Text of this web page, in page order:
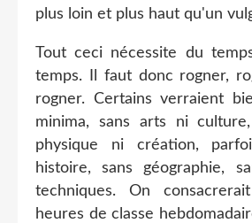
plus loin et plus haut qu'un
Tout ceci nécessite du
temps. Il faut donc rogner,
rogner. Certains verraient
minima, sans arts ni
physique ni création,
histoire, sans géographie,
techniques. On
heures de classe